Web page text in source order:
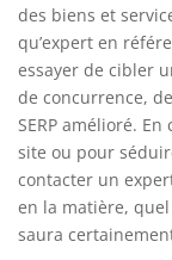
des biens et
qu’expert en
essayer de cibler
de concurrence,
SERP amélioré.
site ou pour
contacter un
en la matière,
saura